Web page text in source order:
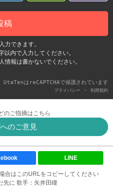
稿
力できます。
内で入力してください。
報は書かないでください。
UtaTenはreCAPTCHAで保護されています
プライバシー - 利用契約
のご指摘はこちら
のご意見
LINE
合はこのURLをコピーしてください
先に 歌手：矢井田瞳